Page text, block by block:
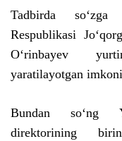
Tadbirda soʻzga
Respublikasi
Oʻrinbayev
yaratilayotgan
Bundan soʻng
direktorining